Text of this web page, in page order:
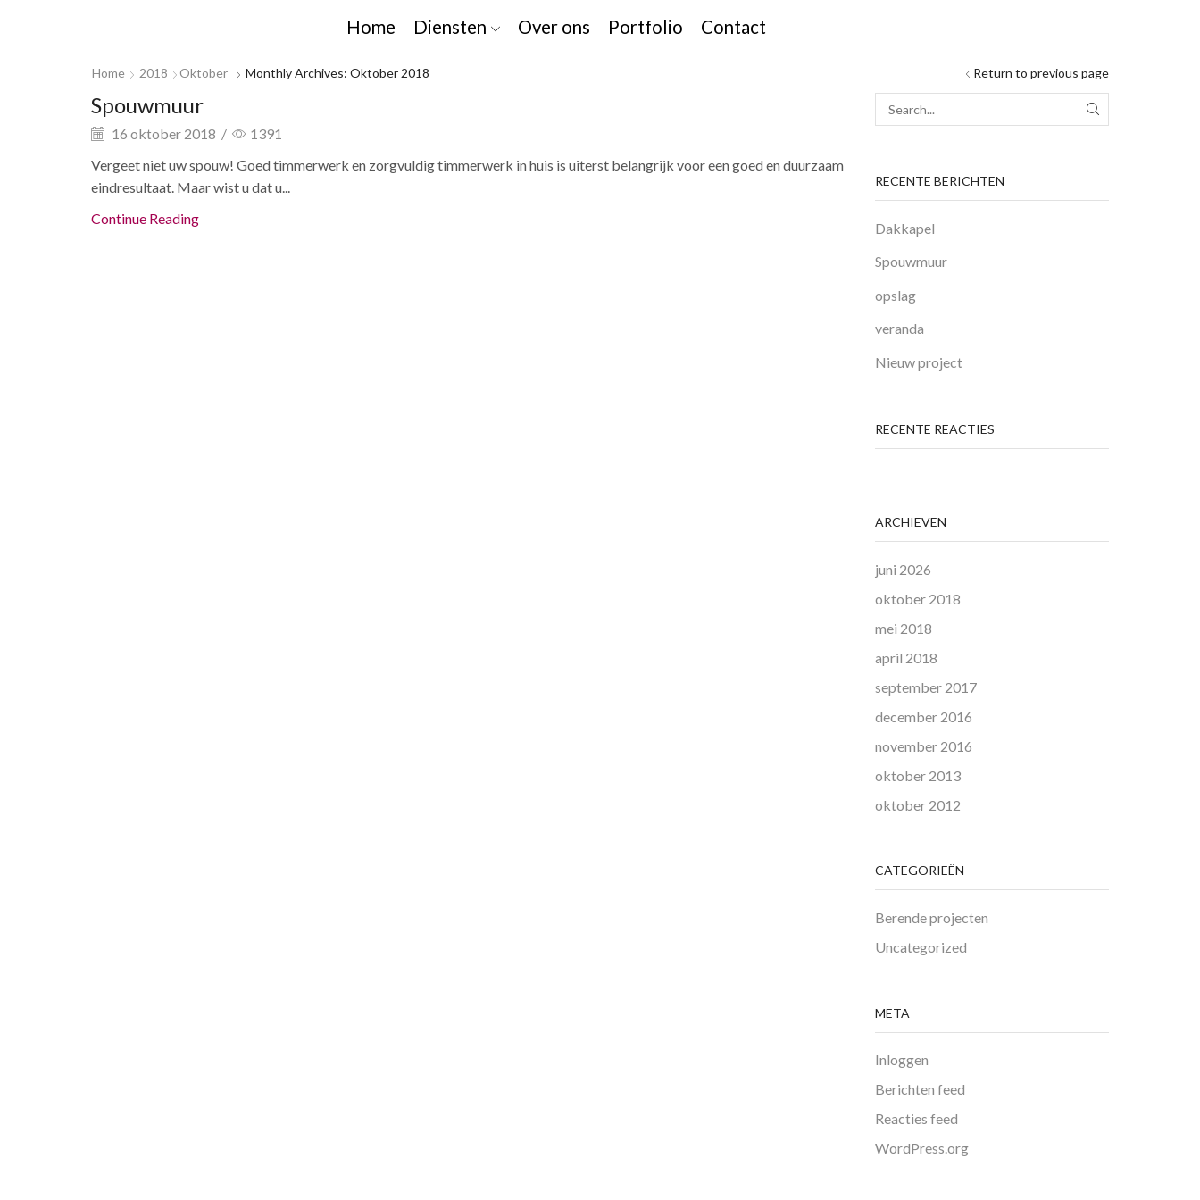
Home Diensten Over ons Portfolio Contact
Return to previous page
Home 2018 Oktober Monthly Archives: Oktober 2018
Spouwmuur
16 oktober 2018 /
1391
Vergeet niet uw spouw! Goed timmerwerk en zorgvuldig timmerwerk in huis is uiterst belangrijk voor een goed en duurzaam
eindresultaat. Maar wist u dat u...
Continue Reading
SEARCH
RECENTE BERICHTEN
Dakkapel
Spouwmuur
opslag
veranda
Nieuw project
RECENTE REACTIES
ARCHIEVEN
juni 2026
oktober 2018
mei 2018
april 2018
september 2017
december 2016
november 2016
oktober 2013
oktober 2012
CATEGORIEËN
Berende projecten
Uncategorized
META
Inloggen
Berichten feed
Reacties feed
WordPress.org